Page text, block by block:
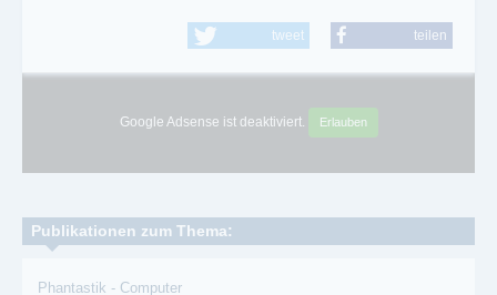
tweet teilen
Google Adsense ist deaktiviert. Erlauben
Publikationen zum Thema:
Phantastik - Computer